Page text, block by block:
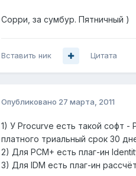
Сорри, за сумбур. Пятничный )
Вставить ник Цитата
Опубликовано 27 марта, 2011
1) У Procurve есть такой софт
платного триальный срок 30
2) Для PCM+ есть плаг-ин
3) Для IDM есть плаг-ин